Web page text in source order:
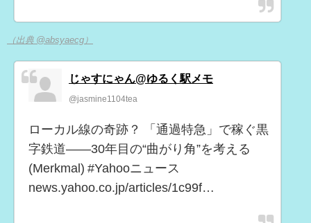
（出典 @absyaecg）
じゃすにゃん@ゆるく駅メモ
@jasmine1104tea
ローカル線の奇跡？ 「通過特急」で稼ぐ黒
字鉄道――30年目の“曲がり角”を考える
(Merkmal) #Yahooニュース
news.yahoo.co.jp/articles/1c99f…